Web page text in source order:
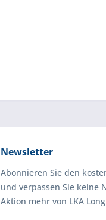
Newsletter
Abonnieren Sie den
und verpassen Sie keine
Aktion mehr von LKA